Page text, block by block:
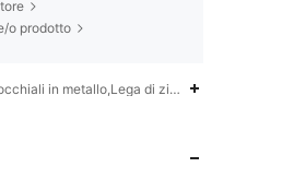
o prodotto
in metallo,Lega di zinco